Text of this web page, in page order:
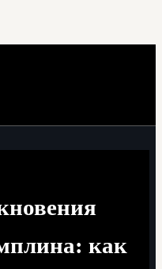
как